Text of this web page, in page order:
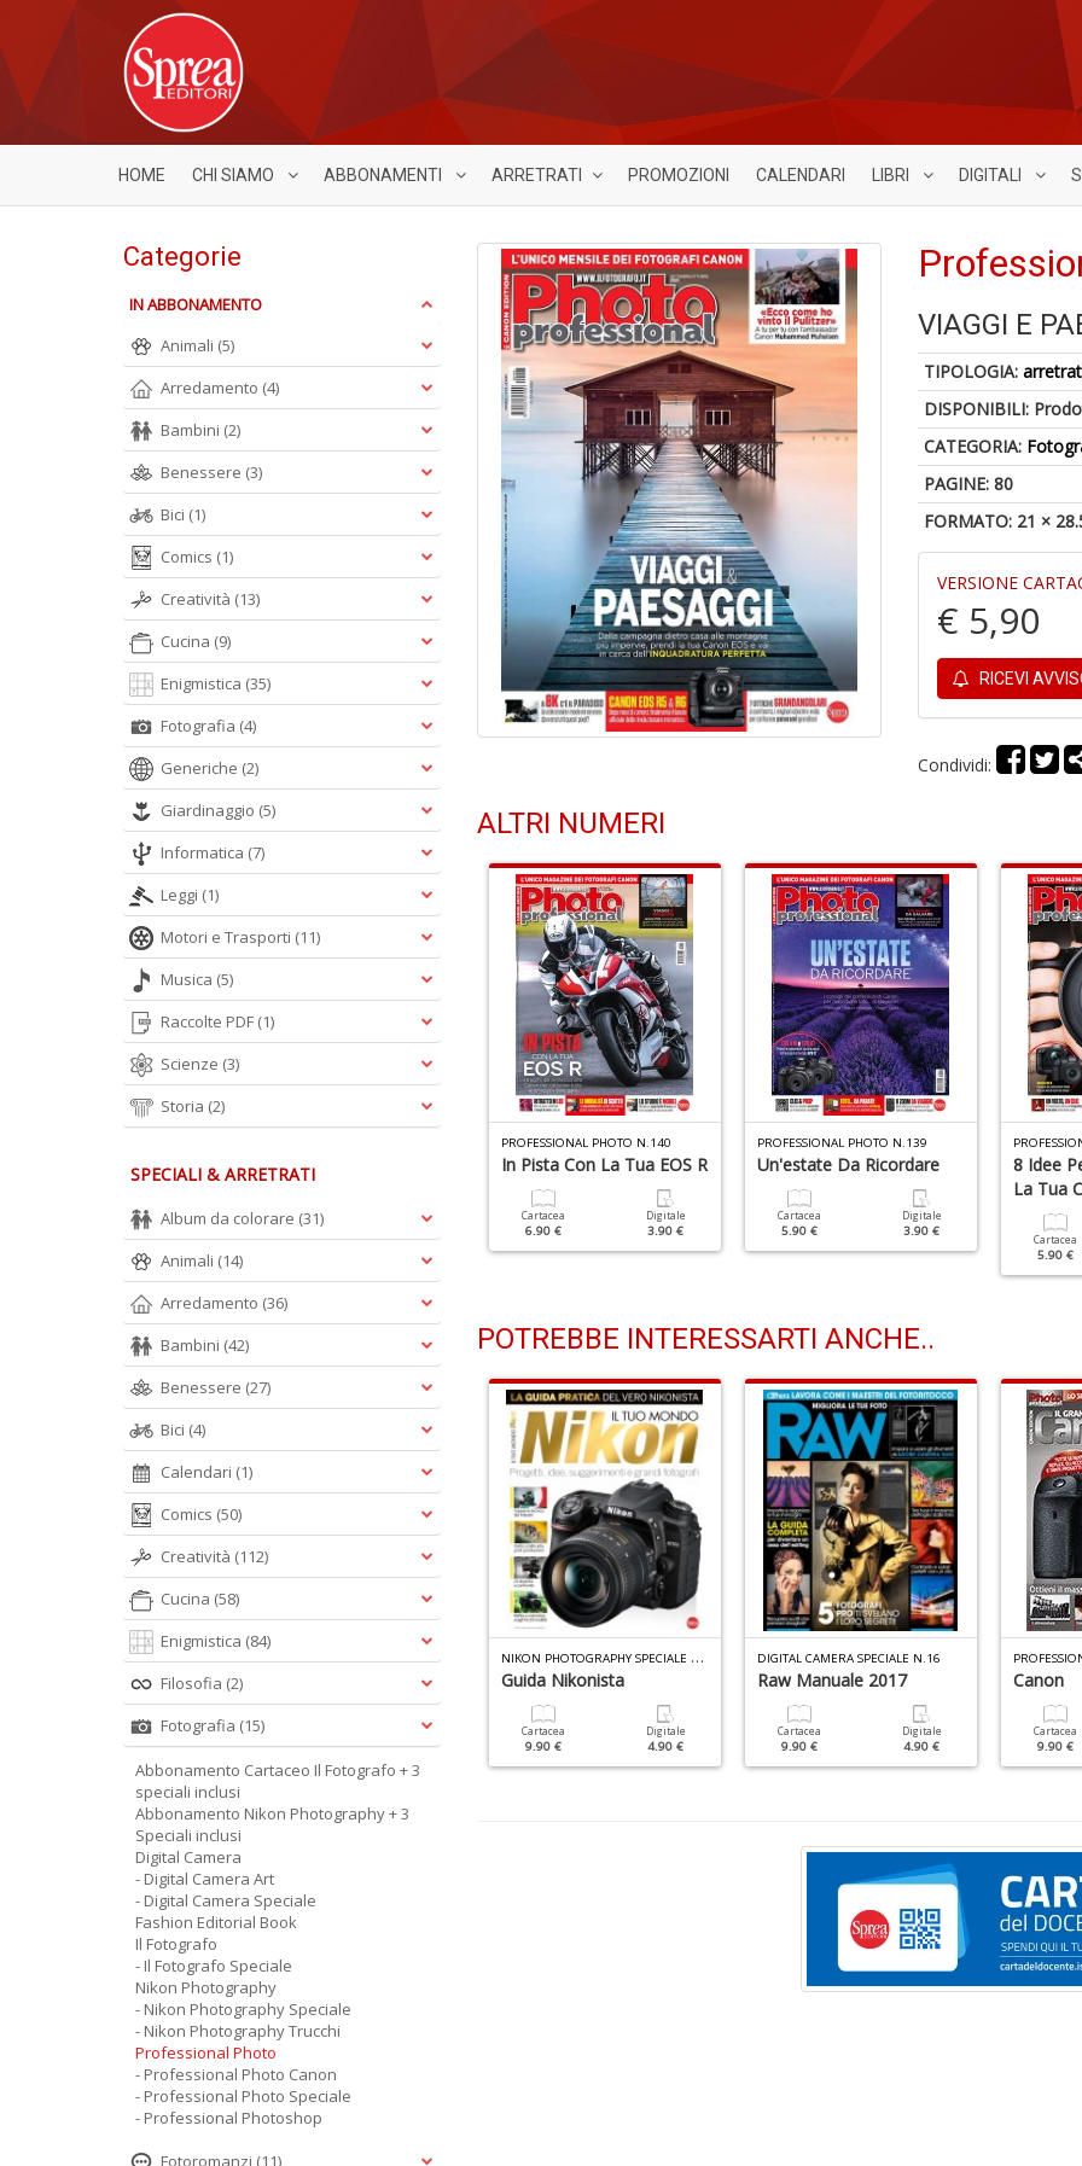
HOME CHI SIAMO ABBONAMENTI ARRETRATI PROMOZIONI CALENDARI LIBRI DIGITALI
VIAGGI E
TIPOLOGIA:
DISPONIBILI:
CATEGORIA:
PAGINE: 80
FORMATO: 21 ×
VERSIONE
€ 5,90
RICEVI
Condividi:
ALTRI NUMERI
Digitale
2.90 €
Macro & Close Up
Cartacea
5.90 €
Digitale
PROFESSIONAL PHOTO N.140
In Pista Con La Tua EOS R
Cartacea
6.90 €
Digitale
3.90 €
PROFESSIONAL PHOTO N.139
Un'estate Da Ricordare
Cartacea
5.90 €
Digitale
3.90 €
8 Idee
La Tua
Cartacea
5.90 €
POTREBBE INTERESSARTI ANCHE..
SPECIALE N.6
Digitale
6.90 €
PROFESSIONAL PHOTO CANON N.4
9.90 €
Digitale
4.90 €
N
IKON PHOTOGRAPHY SPECIALE N.8
Guida Nikonista
Cartacea
9.90 €
Digitale
4.90 €
DIGITAL CAMERA SPECIALE N.16
Raw Manuale 2017
Cartacea
9.90 €
Digitale
4.90 €
Canon
Cartacea
9.90 €
Categorie
IN ABBONAMENTO
Animali (5)
Arredamento (4)
Bambini (2)
Benessere (3)
Bici (1)
Comics (1)
Creatività (13)
Cucina (9)
Enigmistica (35)
Fotografia (4)
Generiche (2)
Giardinaggio (5)
Informatica (7)
Leggi (1)
Motori e Trasporti (11)
Musica (5)
Raccolte PDF (1)
Scienze (3)
Storia (2)
SPECIALI & ARRETRATI
Album da colorare (31)
Animali (14)
Arredamento (36)
Bambini (42)
Benessere (27)
Bici (4)
Calendari (1)
Comics (50)
Creatività (112)
Cucina (58)
Enigmistica (84)
Filosofia (2)
Fotografia (15)
Abbonamento Cartaceo Il Fotografo + 3
speciali inclusi
Abbonamento Nikon Photography + 3
Speciali inclusi
Digital Camera
- Digital Camera Art
- Digital Camera Speciale
Fashion Editorial Book
Il Fotografo
- Il Fotografo Speciale
Nikon Photography
- Nikon Photography Speciale
- Nikon Photography Trucchi
Professional Photo
- Professional Photo Canon
- Professional Photo Speciale
- Professional Photoshop
Fotoromanzi (11)